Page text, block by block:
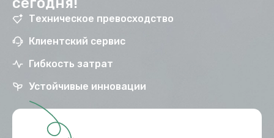
Техническое превосходство
Клиентский сервис
Гибкость затрат
Устойчивые инновации